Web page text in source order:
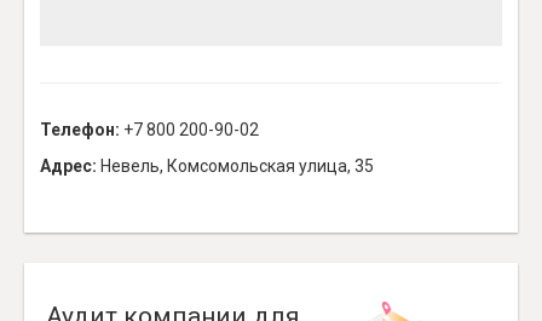
Телефон: +7 800 200-90-02
Адрес: Невель, Комсомольская улица, 35